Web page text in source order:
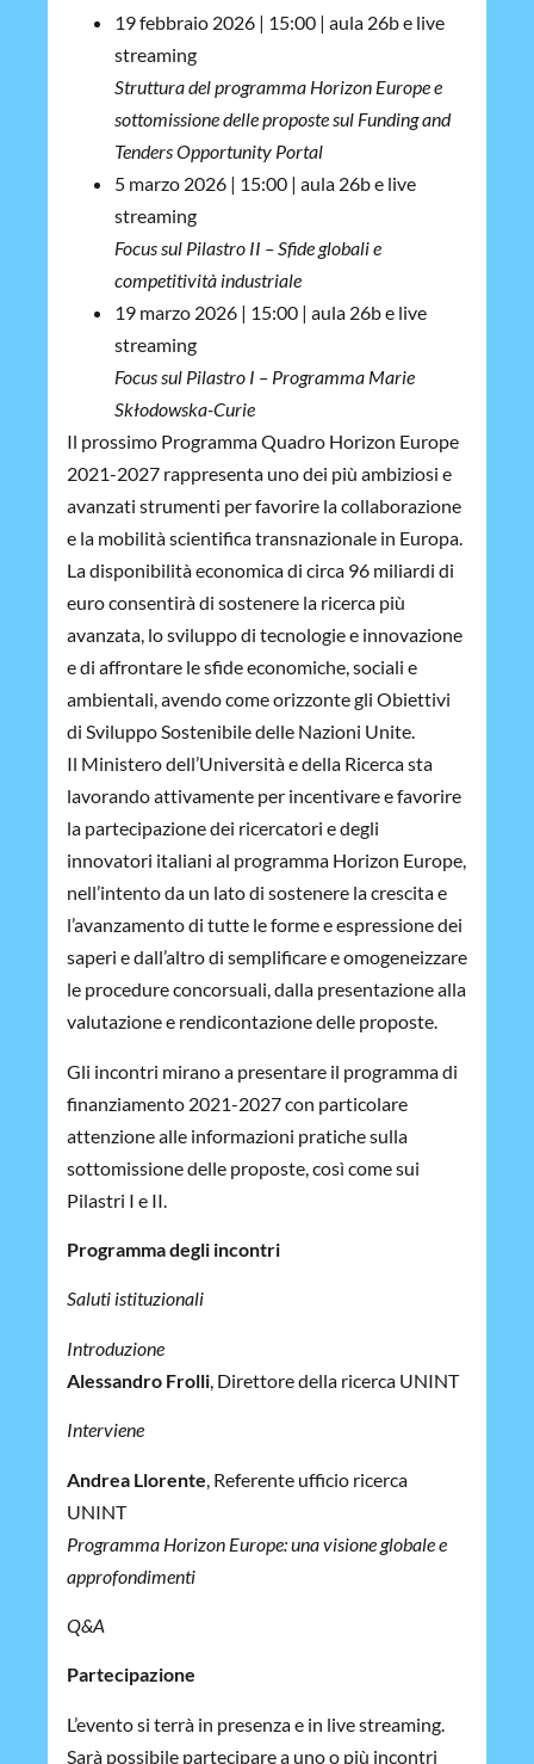
19 febbraio 2026 | 15:00 | aula 26b e live
streaming
Struttura del programma Horizon Europe e
sottomissione delle proposte sul Funding and
Tenders Opportunity Portal
5 marzo 2026 | 15:00 | aula 26b e live
streaming
Focus sul Pilastro II – Sfide globali e
competitività industriale
19 marzo 2026 | 15:00 | aula 26b e live
streaming
Focus sul Pilastro I – Programma Marie
Skłodowska-Curie
Il prossimo Programma Quadro Horizon Europe
2021-2027 rappresenta uno dei più ambiziosi e
avanzati strumenti per favorire la collaborazione
e la mobilità scientifica transnazionale in Europa.
La disponibilità economica di circa 96 miliardi di
euro consentirà di sostenere la ricerca più
avanzata, lo sviluppo di tecnologie e innovazione
e di affrontare le sfide economiche, sociali e
ambientali, avendo come orizzonte gli Obiettivi
di Sviluppo Sostenibile delle Nazioni Unite.
Il Ministero dell’Università e della Ricerca sta
lavorando attivamente per incentivare e favorire
la partecipazione dei ricercatori e degli
innovatori italiani al programma Horizon Europe,
nell’intento da un lato di sostenere la crescita e
l’avanzamento di tutte le forme e espressione dei
saperi e dall’altro di semplificare e omogeneizzare
le procedure concorsuali, dalla presentazione alla
valutazione e rendicontazione delle proposte.
Gli incontri mirano a presentare il programma di
finanziamento 2021-2027 con particolare
attenzione alle informazioni pratiche sulla
sottomissione delle proposte, così come sui
Pilastri I e II.
Programma degli incontri
Saluti istituzionali
Introduzione
Alessandro Frolli , Direttore della ricerca UNINT
Interviene
Andrea Llorente , Referente ufficio ricerca
UNINT
Programma Horizon Europe: una visione globale e
approfondimenti
Q&A
Partecipazione
L’evento si terrà in presenza e in live streaming.
Sarà possibile partecipare a uno o più incontri